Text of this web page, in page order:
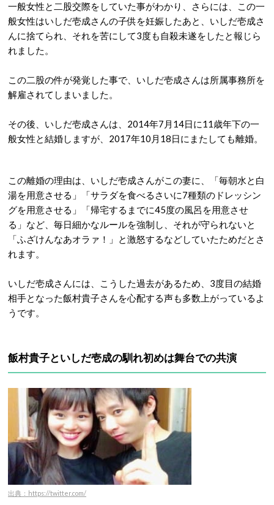
一般女性と二股交際をしていた事がわかり、さらには、この一
般女性はいしだ壱成さんの子供を妊娠したあと、いしだ壱成さ
んに捨てられ、それを苦にして3度も自殺未遂をしたと報じら
れました。
この二股の件が発覚した事で、いしだ壱成さんは所属事務所を
解雇されてしまいました。
その後、いしだ壱成さんは、2014年7月14日に11歳年下の一
般女性と結婚しますが、2017年10月18日にまたしても離婚。
この離婚の理由は、いしだ壱成さんがこの妻に、「毎朝水と白
湯を用意させる」「サラダを食べるさいに7種類のドレッシン
グを用意させる」「帰宅するまでに45度の風呂を用意させ
る」など、毎日細かなルールを強制し、それが守られないと
「ふざけんなあオラァ！」と激怒するなどしていたためだとさ
れます。
いしだ壱成さんには、こうした過去があるため、3度目の結婚
相手となった飯村貴子さんを心配する声も多数上がっているよ
うです。
飯村貴子といしだ壱成の馴れ初めは舞台での共演
出典：https://twitter.com/